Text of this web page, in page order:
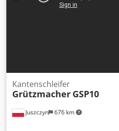
Juszczyn 676 km
Kantenschleifer
Grützmacher GSP10